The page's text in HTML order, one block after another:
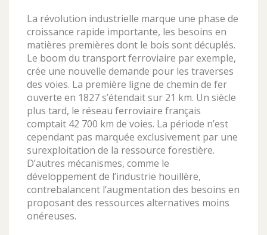
La révolution industrielle marque une phase de
croissance rapide importante, les besoins en
matières premières dont le bois sont décuplés.
Le boom du transport ferroviaire par exemple,
crée une nouvelle demande pour les traverses
des voies. La première ligne de chemin de fer
ouverte en 1827 s’étendait sur 21 km. Un siècle
plus tard, le réseau ferroviaire français
comptait 42 700 km de voies. La période n’est
cependant pas marquée exclusivement par une
surexploitation de la ressource forestière.
D’autres mécanismes, comme le
développement de l’industrie houillère,
contrebalancent l’augmentation des besoins en
proposant des ressources alternatives moins
onéreuses.